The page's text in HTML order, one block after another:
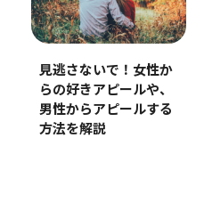
見逃さないで！女性か
らの好きアピールや、
男性からアピールする
方法を解説